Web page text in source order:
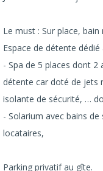
Le must : Sur place,
Espace de détente
- Spa de 5 places dont 2
détente car doté de jets
isolante de sécurité, …
- Solarium avec bains
locataires,
Parking privatif au gîte.